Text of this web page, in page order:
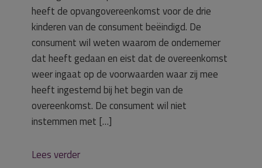
heeft de opvangovereenkomst voor de drie
kinderen van de consument beëindigd. De
consument wil weten waarom de ondernemer
dat heeft gedaan en eist dat de overeenkomst
weer ingaat op de voorwaarden waar zij mee
heeft ingestemd bij het begin van de
overeenkomst. De consument wil niet
instemmen met […]
Lees verder